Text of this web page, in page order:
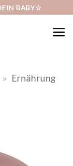
BABY☆
» Ernährung